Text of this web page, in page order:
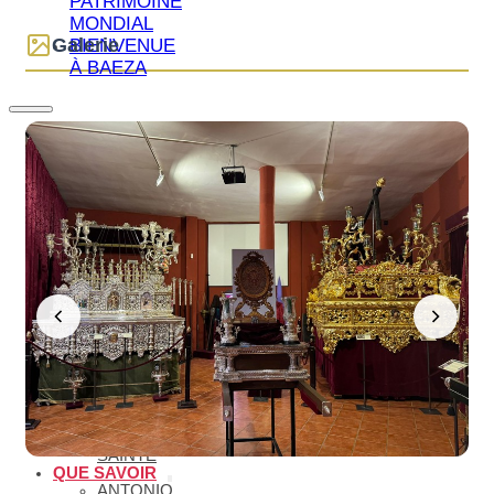
MONDIAL
BIENVENUE
À BAEZA
QUE VOIR
ESSENTIELS
QUE VOIR –
MONUMENTS
MUSÉES
QUE VOIR –
LAGUNA
GRANDE
VISITES
VIRTUELLES
ITINÉRAIRES
ET GUIDES
MONUMENTAUX
OLÉOTOURISME
GASTRONOMIE
DE BAEZA
VACANCES
ET SEMAINE
SAINTE
QUE SAVOIR
Galerie